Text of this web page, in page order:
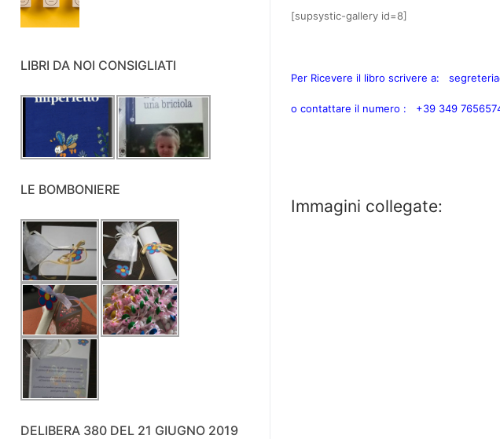
[supsystic-gallery id=8]
Per Ricevere il libro scrivere a:
o contattare il numero : +39 349
Immagini collegate:
LIBRI DA NOI CONSIGLIATI
LE BOMBONIERE
DELIBERA 380 DEL 21 GIUGNO 2019